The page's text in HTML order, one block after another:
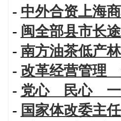
- 中外合资上海
- 闽全部县市长
- 南方油茶低产
- 改革经营管理
- 党心 民心 一
- 国家体改委主